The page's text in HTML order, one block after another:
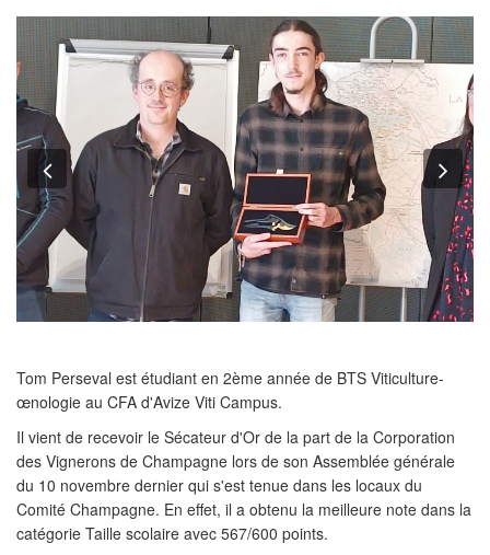
Previous
Tom Perseval est étudiant en 2ème année de BTS Viticulture-
œnologie au CFA d'Avize Viti Campus.
Il vient de recevoir le Sécateur d'Or de la part de la Corporation
des Vignerons de Champagne lors de son Assemblée générale
du 10 novembre dernier qui s'est tenue dans les locaux du
Comité Champagne. En effet, il a obtenu la meilleure note dans la
catégorie Taille scolaire avec 567/600 points.
Actualités
Taxe d'apprentissage